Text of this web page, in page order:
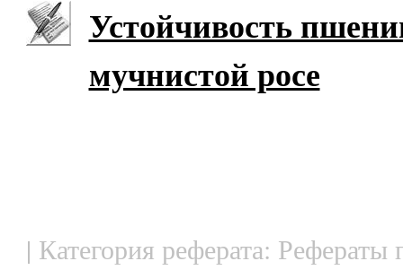
Устойчивость
мучнистой росе
| Категория реферата: Рефераты